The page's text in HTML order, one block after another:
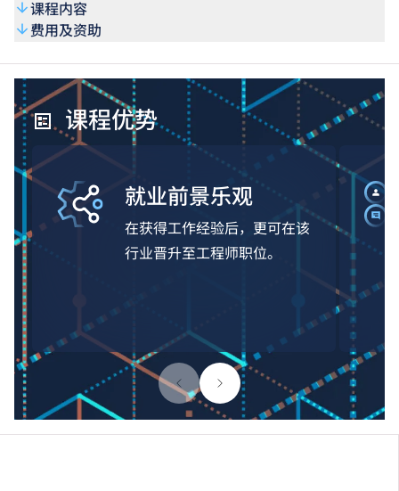
课程内容
费用及资助
课程优势
就业前景乐观
在获得工作经验后，更可在该
行业晋升至工程师职位。